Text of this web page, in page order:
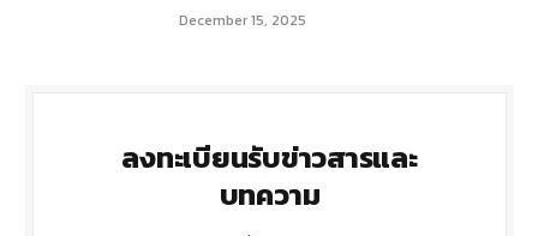
December 15, 2025
ลงทะเบียนรับข่าวสารและ
บทความ